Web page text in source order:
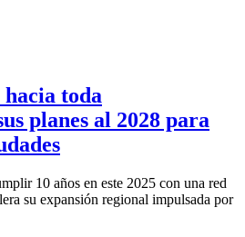
toda
planes al 2028 para
10 años en este 2025 con una red
su expansión regional impulsada por